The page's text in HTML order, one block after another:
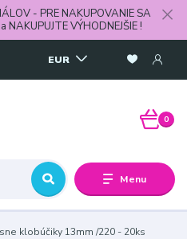
- PRE NAKUPOVANIE SA
NAKUPUJTE VÝHODNEJŠIE !
Menu
EUR
0
klobúčiky 13mm /220 - 20ks